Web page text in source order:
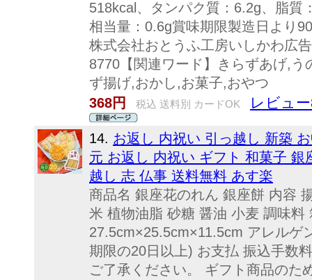
518kcal、タンパク質：6.2g、脂質
相当量：0.6g賞味期限製造日より
株式会社おとうふ工房いしかわ広
8770【関連ワード】きらずあげ,
ず揚げ,おかし,お菓子,おやつ
368円
税込 送料別 カードOK レビュ
14. お返し 内祝い 引っ越し 新築
元 お返し 内祝い ギフト 和菓子
越し 志 仏事 送料無料 あす楽
商品名 銀座花のれん 銀座餅 内容
米 植物油脂 砂糖 醤油 小麦 調味料
27.5cm×25.5cm×11.5cm アレルゲ
期限の20日以上) お支払 振込手数
ご了承ください。 ギフト商品のた